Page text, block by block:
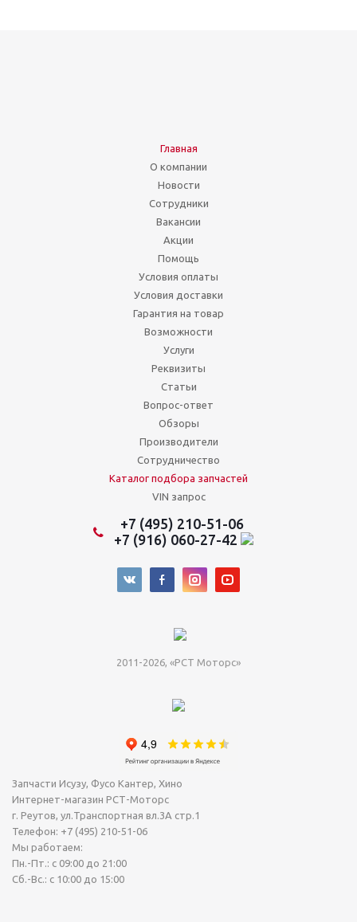
Главная
О компании
Новости
Сотрудники
Вакансии
Акции
Помощь
Условия оплаты
Условия доставки
Гарантия на товар
Возможности
Услуги
Реквизиты
Статьи
Вопрос-ответ
Обзоры
Производители
Сотрудничество
Каталог подбора запчастей
VIN запрос
+7 (495) 210-51-06
+7 (916) 060-27-42
2011-2026, «РСТ Моторс»
Запчасти Исузу, Фусо Кантер, Хино
Интернет-магазин РСТ-Моторс
г. Реутов, ул.Транспортная вл.3А стр.1
Телефон: +7 (495) 210-51-06
Мы работаем:
Пн.-Пт.: с 09:00 до 21:00
Сб.-Вс.: с 10:00 до 15:00